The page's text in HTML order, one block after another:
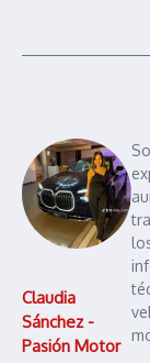
Claudia
Sánchez -
Pasión Motor